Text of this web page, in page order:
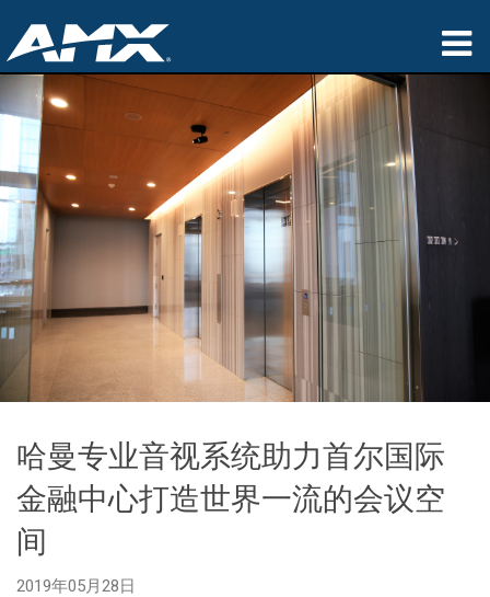
产品
应用领域
Partners
哪里购买
培训
支持
公司简介
语言/地区
哈曼专业音视系统助力首尔国际
金融中心打造世界一流的会议空
间
2019年05月28日